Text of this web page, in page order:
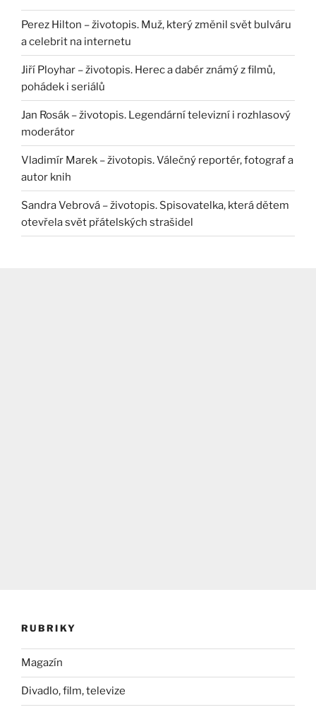
Perez Hilton – životopis. Muž, který změnil svět bulváru
a celebrit na internetu
Jiří Ployhar – životopis. Herec a dabér známý z filmů,
pohádek i seriálů
Jan Rosák – životopis. Legendární televizní i rozhlasový
moderátor
Vladimír Marek – životopis. Válečný reportér, fotograf a
autor knih
Sandra Vebrová – životopis. Spisovatelka, která dětem
otevřela svět přátelských strašidel
RUBRIKY
Magazín
Divadlo, film, televize